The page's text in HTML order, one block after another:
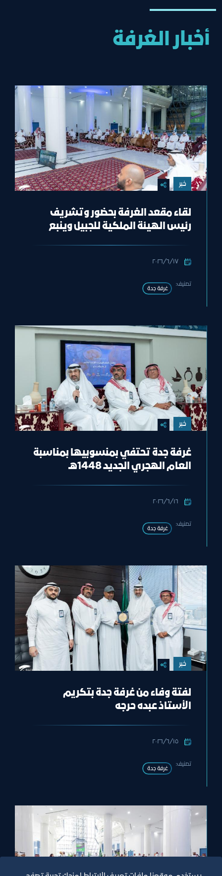
أخبار الغرفة
خبر
لقاء مقعد الغرفة بحضور وتشريف
رئيس الهيئة الملكية للجبيل وينبع
١٧‏/٦‏/٢٠٢٦
تصنيف:
غرفة جدة
خبر
غرفة جدة تحتفي بمنسوبيها بمناسبة
العام الهجري الجديد 1448هـ
١٦‏/٦‏/٢٠٢٦
تصنيف:
غرفة جدة
خبر
لفتة وفاء من غرفة جدة بتكريم
الأستاذ عبده حرجه
١٥‏/٦‏/٢٠٢٦
تصنيف:
غرفة جدة